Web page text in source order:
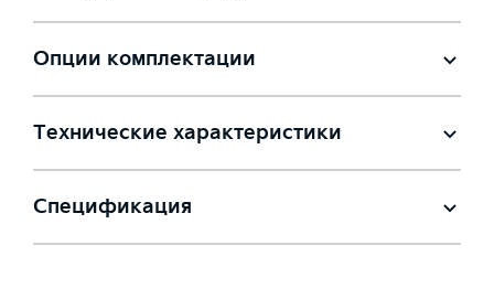
Опции комплектации
Технические характеристики
Спецификация